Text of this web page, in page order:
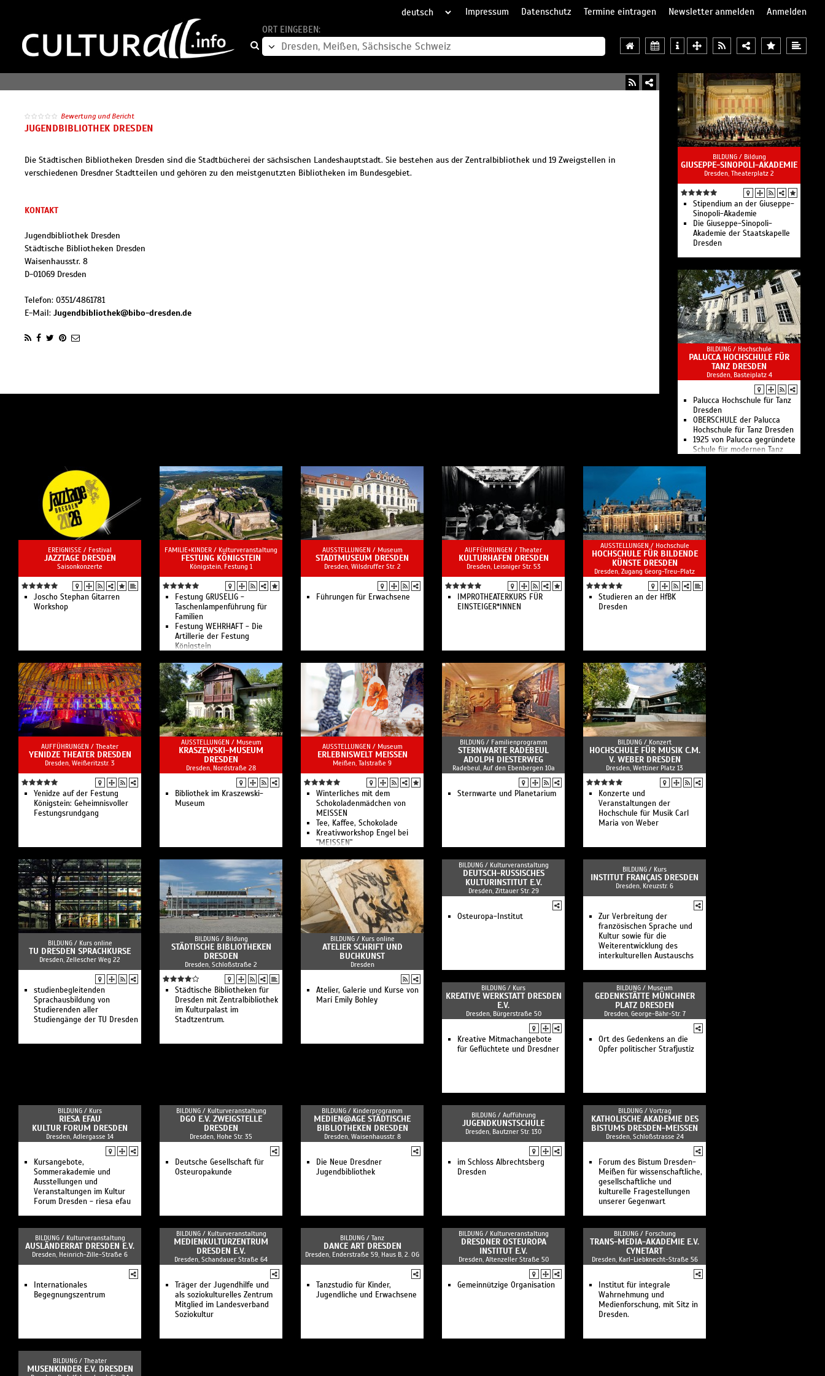
Impressum Datenschutz Termine eintragen Newsletter anmelden
Anmelden
ORT EINGEBEN:
Bewertung und Bericht
JUGENDBIBLIOTHEK DRESDEN
Die Städtischen Bibliotheken Dresden sind die Stadtbücherei der sächsischen Landeshauptstadt. Sie bestehen aus der Zentralbibliothek und 19 Zweigstellen in
verschiedenen Dresdner Stadtteilen und gehören zu den meistgenutzten Bibliotheken im Bundesgebiet.
KONTAKT
Jugendbibliothek Dresden
Städtische Bibliotheken Dresden
Waisenhausstr. 8
D-01069 Dresden
Telefon: 0351/4861781
E-Mail: Jugendbibliothek@bibo-dresden.de
BILDUNG / Bildung
GIUSEPPE-SINOPOLI-AKADEMIE
Dresden, Theaterplatz 2
Stipendium an der Giuseppe-
Sinopoli-Akademie
Die Giuseppe-Sinopoli-
Akademie der Staatskapelle
Dresden
BILDUNG / Hochschule
PALUCCA HOCHSCHULE FÜR
TANZ DRESDEN
Dresden, Basteiplatz 4
Palucca Hochschule für Tanz
Dresden
OBERSCHULE der Palucca
Hochschule für Tanz Dresden
1925 von Palucca gegründete
Schule für modernen Tanz
EREIGNISSE / Festival
JAZZTAGE DRESDEN
Saisonkonzerte
Joscho Stephan Gitarren
Workshop
FAMILIE+KINDER / Kulturveranstaltung
FESTUNG KÖNIGSTEIN
Königstein, Festung 1
Festung GRUSELIG -
Taschenlampenführung für
Familien
Festung WEHRHAFT - Die
Artillerie der Festung
Königstein
Humorvolle Einblicke in den
Festungsalltag
Festung ANRÜCHIG - Wo der
König zu Fuß hingeht
Sonnenaufgangsfotografie
AUSSTELLUNGEN / Museum
STADTMUSEUM DRESDEN
Dresden, Wilsdruffer Str. 2
Führungen für Erwachsene
AUFFÜHRUNGEN / Theater
KULTURHAFEN DRESDEN
Dresden, Leisniger Str. 53
IMPROTHEATERKURS FÜR
EINSTEIGER*INNEN
AUSSTELLUNGEN / Hochschule
HOCHSCHULE FÜR BILDENDE
KÜNSTE DRESDEN
Dresden, Zugang Georg-Treu-Platz
Studieren an der HfBK
Dresden
AUFFÜHRUNGEN / Theater
YENIDZE THEATER DRESDEN
Dresden, Weißeritzstr. 3
Yenidze auf der Festung
Königstein: Geheimnisvoller
Festungsrundgang
AUSSTELLUNGEN / Museum
KRASZEWSKI-MUSEUM
DRESDEN
Dresden, Nordstraße 28
Bibliothek im Kraszewski-
Museum
AUSSTELLUNGEN / Museum
ERLEBNISWELT MEISSEN
Meißen, Talstraße 9
Winterliches mit dem
Schokoladenmädchen von
MEISSEN
Tee, Kaffee, Schokolade
Kreativworkshop Engel bei
"MEISSEN"
"MEISSEN"
Kreativ-Workshop Engel
Zeichenkurs im Museum
Kreativworkshop bei
MEISSEN: Vasenform
Cosmopolitan
Kreativworkshop bei
MEISSEN: Vasenform
Wellenspiel
Kreativworkshop Gießen bei
MEISSEN
Kuratorenführung im Museum
Kuratorenführung im Museum
Das Geheimnis vom Weißen
Gold
BILDUNG / Familienprogramm
STERNWARTE RADEBEUL
ADOLPH DIESTERWEG
Radebeul, Auf den Ebenbergen 10a
Sternwarte und Planetarium
BILDUNG / Konzert
HOCHSCHULE FÜR MUSIK C.M.
V. WEBER DRESDEN
Dresden, Wettiner Platz 13
Konzerte und
Veranstaltungen der
Hochschule für Musik Carl
Maria von Weber
BILDUNG / Kurs online
TU DRESDEN SPRACHKURSE
Dresden, Zellescher Weg 22
studienbegleitenden
Sprachausbildung von
Studierenden aller
Studiengänge der TU Dresden
BILDUNG / Bildung
STÄDTISCHE BIBLIOTHEKEN
DRESDEN
Dresden, Schloßstraße 2
Städtische Bibliotheken für
Dresden mit Zentralbibliothek
im Kulturpalast im
Stadtzentrum.
BILDUNG / Kurs online
ATELIER SCHRIFT UND
BUCHKUNST
Dresden
Atelier, Galerie und Kurse von
Marí Emily Bohley
BILDUNG / Kulturveranstaltung
DEUTSCH-RUSSISCHES
KULTURINSTITUT E.V.
Dresden, Zittauer Str. 29
Osteuropa-Institut
BILDUNG / Kurs
INSTITUT FRANÇAIS DRESDEN
Dresden, Kreuzstr. 6
Zur Verbreitung der
französischen Sprache und
Kultur sowie für die
Weiterentwicklung des
interkulturellen Austauschs
BILDUNG / Kurs
KREATIVE WERKSTATT DRESDEN
E.V.
Dresden, Bürgerstraße 50
Kreative Mitmachangebote
für Geflüchtete und Dresdner
BILDUNG / Museum
GEDENKSTÄTTE MÜNCHNER
PLATZ DRESDEN
Dresden, George-Bähr-Str. 7
Ort des Gedenkens an die
Opfer politischer Strafjustiz
BILDUNG / Kurs
RIESA EFAU
KULTUR FORUM DRESDEN
Dresden, Adlergasse 14
Kursangebote,
Sommerakademie und
Ausstellungen und
Veranstaltungen im Kultur
Forum Dresden - riesa efau
BILDUNG / Kulturveranstaltung
DGO E.V. ZWEIGSTELLE
DRESDEN
Dresden, Hohe Str. 35
Deutsche Gesellschaft für
Osteuropakunde
BILDUNG / Kinderprogramm
MEDIEN@AGE STÄDTISCHE
BIBLIOTHEKEN DRESDEN
Dresden, Waisenhausstr. 8
Die Neue Dresdner
Jugendbibliothek
BILDUNG / Aufführung
JUGENDKUNSTSCHULE
Dresden, Bautzner Str. 130
im Schloss Albrechtsberg
Dresden
BILDUNG / Vortrag
KATHOLISCHE AKADEMIE DES
BISTUMS DRESDEN-MEISSEN
Dresden, Schloßstrasse 24
Forum des Bistum Dresden-
Meißen für wissenschaftliche,
gesellschaftliche und
kulturelle Fragestellungen
unserer Gegenwart
BILDUNG / Kulturveranstaltung
AUSLÄNDERRAT DRESDEN E.V.
Dresden, Heinrich-Zille-Straße 6
Internationales
Begegnungszentrum
BILDUNG / Kulturveranstaltung
MEDIENKULTURZENTRUM
DRESDEN E.V.
Dresden, Schandauer Straße 64
Träger der Jugendhilfe und
als soziokulturelles Zentrum
Mitglied im Landesverband
Soziokultur
BILDUNG / Tanz
DANCE ART DRESDEN
Dresden, Enderstraße 59, Haus B, 2. OG
Tanzstudio für Kinder,
Jugendliche und Erwachsene
BILDUNG / Kulturveranstaltung
DRESDNER OSTEUROPA
INSTITUT E.V.
Dresden, Altenzeller Straße 50
Gemeinnützige Organisation
BILDUNG / Forschung
TRANS-MEDIA-AKADEMIE E.V.
CYNETART
Dresden, Karl-Liebknecht-Straße 56
Institut für integrale
Wahrnehmung und
Medienforschung, mit Sitz in
Dresden.
BILDUNG / Theater
MUSENKINDER E.V. DRESDEN